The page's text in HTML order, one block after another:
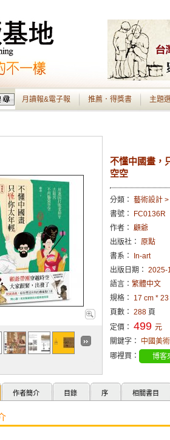
月讀報&電子報 推薦．得獎書 主題
不懂中國畫，
空空
分類： 藝術設計
書號：
FC0136R
作者： 顧爺
出版社： 原點
書系：
In-art
出版日期： 2025-
語言： 繁體中文
規格： 17 cm *
頁數： 288 頁
定價： 499 元
關鍵字： 中國美術
哪裡買：
博客
作者簡介 目錄 序 相關書目